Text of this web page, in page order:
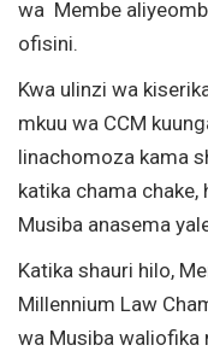
wa Membe
ofisini.
Kwa ulinzi wa
mkuu wa CCM
linachomoza kama
katika chama chake,
Musiba anasema
Katika shauri hilo,
Millennium Law
wa Musiba waliofika